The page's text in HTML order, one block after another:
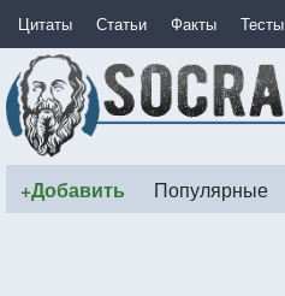
Цитаты Статьи Факты Тесты
+Добавить Популярные